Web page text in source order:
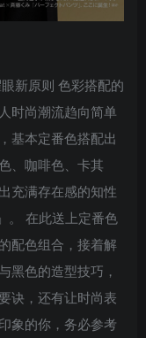
新原则 色彩搭配的
时尚潮流趋向简单
基本定番色搭配出
、咖啡色、卡其
充满存在感的知性
。 在此送上定番色
配色组合，接着解
黑色的造型技巧，
诀，还有让时尚表
象的你，务必参考